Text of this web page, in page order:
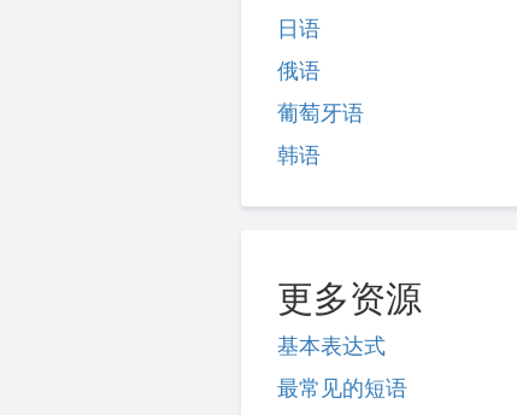
日语
俄语
葡萄牙语
韩语
更多资源
基本表达式
最常见的短语